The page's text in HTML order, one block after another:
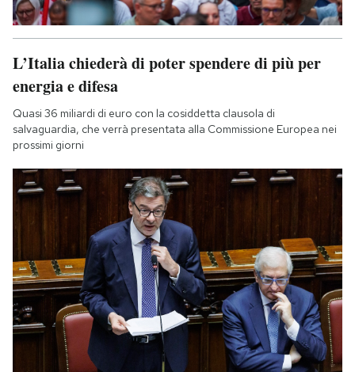
L’Italia chiederà di poter spendere di più per
energia e difesa
Quasi 36 miliardi di euro con la cosiddetta clausola di
salvaguardia, che verrà presentata alla Commissione Europea nei
prossimi giorni